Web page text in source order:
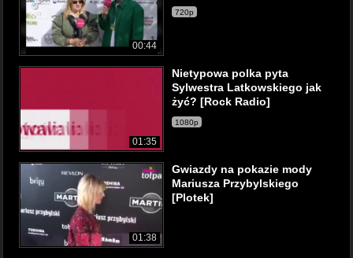
00:44
720p
01:35
Nietypowa polka pyta
Sylwestra Latkowskiego jak
żyć? [Rock Radio]
1080p
01:38
Gwiazdy na pokazie mody
Mariusza Przybylskiego
[Plotek]